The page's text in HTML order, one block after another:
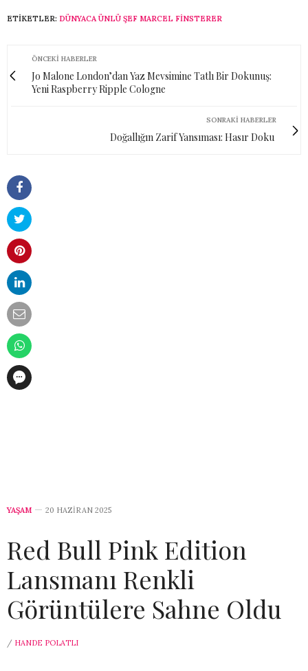
ETIKETLER: DÜNYACA ÜNLÜ ŞEF MARCEL FINSTERER
ÖNCEKI HABERLER
Jo Malone London’dan Yaz Mevsimine Tatlı Bir Dokunuş:
Yeni Raspberry Ripple Cologne
SONRAKI HABERLER
Doğallığın Zarif Yansıması: Hasır Doku
YAŞAM 20 HAZIRAN 2025
Red Bull Pink Edition
Lansmanı Renkli
Görüntülere Sahne Oldu
/ HANDE POLATLI